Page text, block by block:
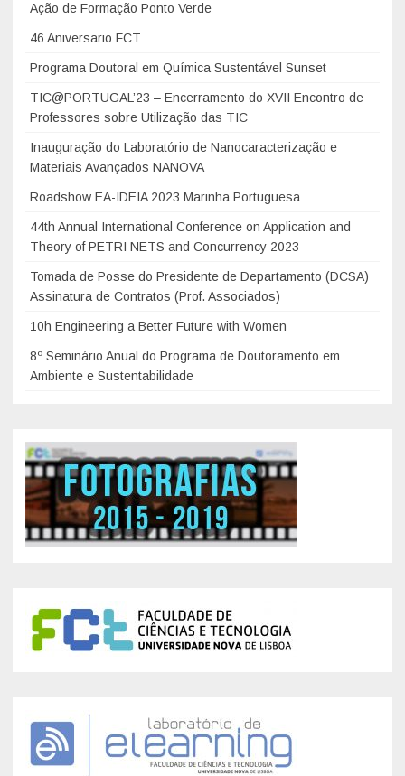
Ação de Formação Ponto Verde
46 Aniversario FCT
Programa Doutoral em Química Sustentável Sunset
TIC@PORTUGAL’23 – Encerramento do XVII Encontro de
Professores sobre Utilização das TIC
Inauguração do Laboratório de Nanocaracterização e
Materiais Avançados NANOVA
Roadshow EA-IDEIA 2023 Marinha Portuguesa
44th Annual International Conference on Application and
Theory of PETRI NETS and Concurrency 2023
Tomada de Posse do Presidente de Departamento (DCSA)
Assinatura de Contratos (Prof. Associados)
10h Engineering a Better Future with Women
8º Seminário Anual do Programa de Doutoramento em
Ambiente e Sustentabilidade